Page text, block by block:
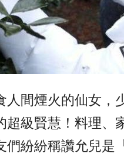
人間煙火的仙女，
級賢慧！ 料理、
們紛紛稱讚允兒是